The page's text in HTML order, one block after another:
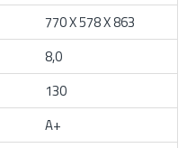
770 X 578 X 863
8,0
130
A+